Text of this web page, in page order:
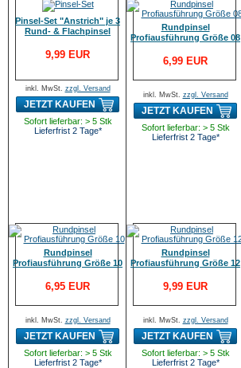
Pinsel-Set "Anstrich" je 3
Rund- & Flachpinsel
9,99 EUR
inkl. MwSt. zzgl. Versand
JETZT KAUFEN
Sofort lieferbar: > 5 Stk
Lieferfrist 2 Tage*
Rundpinsel
Profiausführung Größe 08
6,99 EUR
inkl. MwSt. zzgl. Versand
JETZT KAUFEN
Sofort lieferbar: > 5 Stk
Lieferfrist 2 Tage*
Rundpinsel
Profiausführung Größe 10
6,95 EUR
inkl. MwSt. zzgl. Versand
JETZT KAUFEN
Sofort lieferbar: > 5 Stk
Lieferfrist 2 Tage*
Rundpinsel
Profiausführung Größe 12
9,99 EUR
inkl. MwSt. zzgl. Versand
JETZT KAUFEN
Sofort lieferbar: > 5 Stk
Lieferfrist 2 Tage*